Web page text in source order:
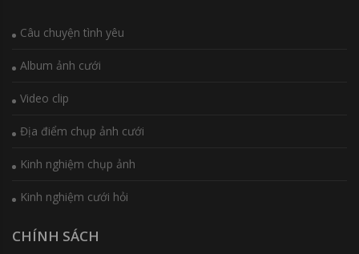
Câu chuyện tình yêu
Album ảnh cưới
Video clip
Địa điểm chụp ảnh cưới
Kinh nghiệm chụp ảnh
Kinh nghiệm cưới hỏi
CHÍNH SÁCH